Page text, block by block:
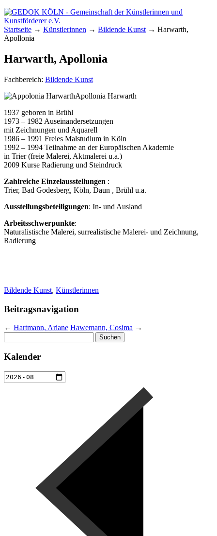
GEDOK KÖLN
Gemeinschaft der Künstlerinnen und
Kunstförderer e.V.
Startseite → Künstlerinnen → Bildende Kunst → Harwarth,
Apollonia
Harwarth, Apollonia
Fachbereich: Bildende Kunst
Apollonia Harwarth
1937 geboren in Brühl
1973 – 1982 Auseinandersetzungen
mit Zeichnungen und Aquarell
1986 – 1991 Freies Malstudium in Köln
1992 – 1994 Teilnahme an der Europäischen Akademie
in Trier (freie Malerei, Aktmalerei u.a.)
2009 Kurse Radierung und Steindruck
Zahlreiche Einzelausstellungen :
Trier, Bad Godesberg, Köln, Daun , Brühl u.a.
Ausstellungsbeteiligungen: In- und Ausland
Arbeitsschwerpunkte:
Naturalistische Malerei, surrealistische Malerei- und Zeichnung,
Radierung
Bildende Kunst, Künstlerinnen
Beitragsnavigation
← Hartmann, Ariane Hawemann, Cosima →
nach:
Kalender